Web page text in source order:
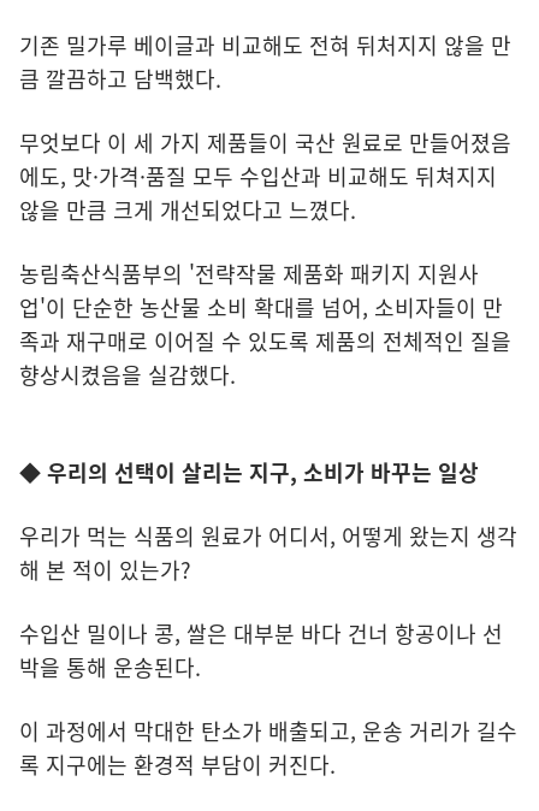
기존 밀가루 베이글과 비교해도 전혀 뒤처지지 않을 만
큼 깔끔하고 담백했다.
무엇보다 이 세 가지 제품들이 국산 원료로 만들어졌음
에도, 맛·가격·품질 모두 수입산과 비교해도 뒤쳐지지
않을 만큼 크게 개선되었다고 느꼈다.
농림축산식품부의 '전략작물 제품화 패키지 지원사
업'이 단순한 농산물 소비 확대를 넘어, 소비자들이 만
족과 재구매로 이어질 수 있도록 제품의 전체적인 질을
향상시켰음을 실감했다.
◆ 우리의 선택이 살리는 지구, 소비가 바꾸는 일상
우리가 먹는 식품의 원료가 어디서, 어떻게 왔는지 생각
해 본 적이 있는가?
수입산 밀이나 콩, 쌀은 대부분 바다 건너 항공이나 선
박을 통해 운송된다.
이 과정에서 막대한 탄소가 배출되고, 운송 거리가 길수
록 지구에는 환경적 부담이 커진다.